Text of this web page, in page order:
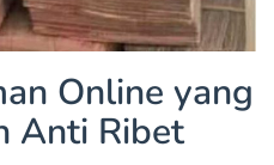
Online yang
Anti Ribet